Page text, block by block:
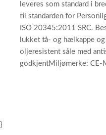
leveres som standard i
til standarden for
ISO 20345:2011 SRC.
lukket tå- og hælkappe
oljeresistent såle med
godkjentMiljømerke: CE-
}